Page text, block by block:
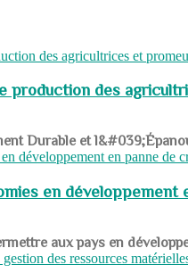
production des
Durable et
en développement
aux pays en